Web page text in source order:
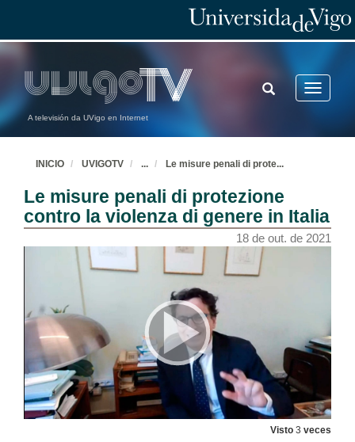
A televisión da UVigo en Internet
Toggle
TOGGLE
SEARCH
INICIO UVIGOTV ... Le misure penali di prote...
Le misure penali di protezione
contro la violenza di genere in Italia
18 de out. de 2021
Visto 3 veces
Intervención da codirectora do congreso
18 de out. de 2021
Intervención da codirectora do congreso